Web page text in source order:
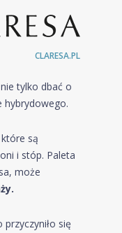
CLARESA.PL
tylko dbać o
hybrydowego.
są
i stóp. Paleta
może
przyczyniło się